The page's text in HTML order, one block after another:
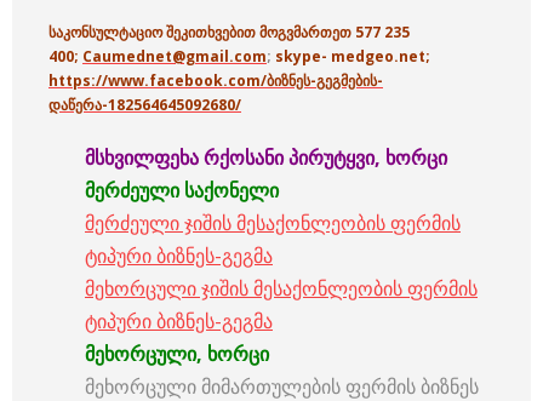
საკონსულტაციო შეკითხვებით მოგვმართეთ 577 235
400; Caumednet@gmail.com; skype- medgeo.net;
https://www.facebook.com/ბიზნეს-გეგმების-
დაწერა-182564645092680/
მსხვილფეხარქოსანიპირუტყვი, ხორცი
მერძეული საქონელი
მერძეული ჯიშის მესაქონლეობის ფერმის
ტიპური ბიზნეს-გეგმა
მეხორცული ჯიშის მესაქონლეობის ფერმის
ტიპური ბიზნეს-გეგმა
მეხორცული, ხორცი
მეხორცული მიმართულების ფერმის ბიზნეს